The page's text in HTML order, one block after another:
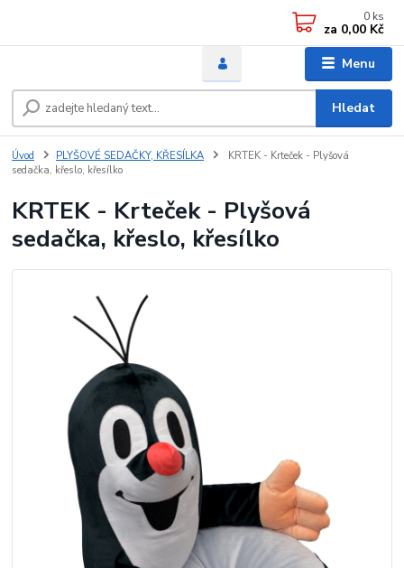
Menu
Hledat
0 ks
za 0,00 Kč
Úvod PLYŠOVÉ SEDAČKY, KŘESÍLKA
KRTEK - Krteček - Plyšová
sedačka, křeslo, křesílko
KRTEK - Krteček - Plyšová
sedačka, křeslo, křesílko